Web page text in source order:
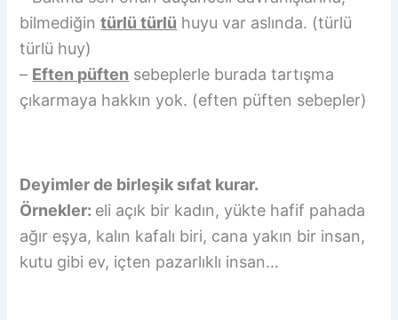
bilmediğintürlü türlü huyu var aslında. (türlü
türlü huy)
– Eften püften sebeplerle burada tartışma
çıkarmaya hakkın yok. (eften püften sebepler)
Deyimler de birleşik sıfat kurar.
Örnekler: eli açık bir kadın, yükte hafif pahada
ağır eşya, kalın kafalı biri, cana yakın bir insan,
kutu gibi ev, içten pazarlıklı insan…